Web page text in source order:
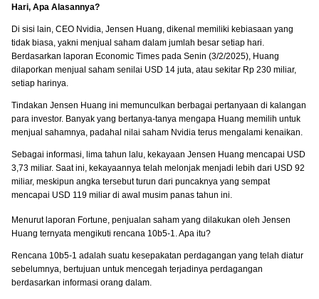
Hari, Apa Alasannya?
Di sisi lain, CEO Nvidia, Jensen Huang, dikenal memiliki kebiasaan yang
tidak biasa, yakni menjual saham dalam jumlah besar setiap hari.
Berdasarkan laporan Economic Times pada Senin (3/2/2025), Huang
dilaporkan menjual saham senilai USD 14 juta, atau sekitar Rp 230 miliar,
setiap harinya.
Tindakan Jensen Huang ini memunculkan berbagai pertanyaan di kalangan
para investor. Banyak yang bertanya-tanya mengapa Huang memilih untuk
menjual sahamnya, padahal nilai saham Nvidia terus mengalami kenaikan.
Sebagai informasi, lima tahun lalu, kekayaan Jensen Huang mencapai USD
3,73 miliar. Saat ini, kekayaannya telah melonjak menjadi lebih dari USD 92
miliar, meskipun angka tersebut turun dari puncaknya yang sempat
mencapai USD 119 miliar di awal musim panas tahun ini.
Menurut laporan Fortune, penjualan saham yang dilakukan oleh Jensen
Huang ternyata mengikuti rencana 10b5-1. Apa itu?
Rencana 10b5-1 adalah suatu kesepakatan perdagangan yang telah diatur
sebelumnya, bertujuan untuk mencegah terjadinya perdagangan
berdasarkan informasi orang dalam.